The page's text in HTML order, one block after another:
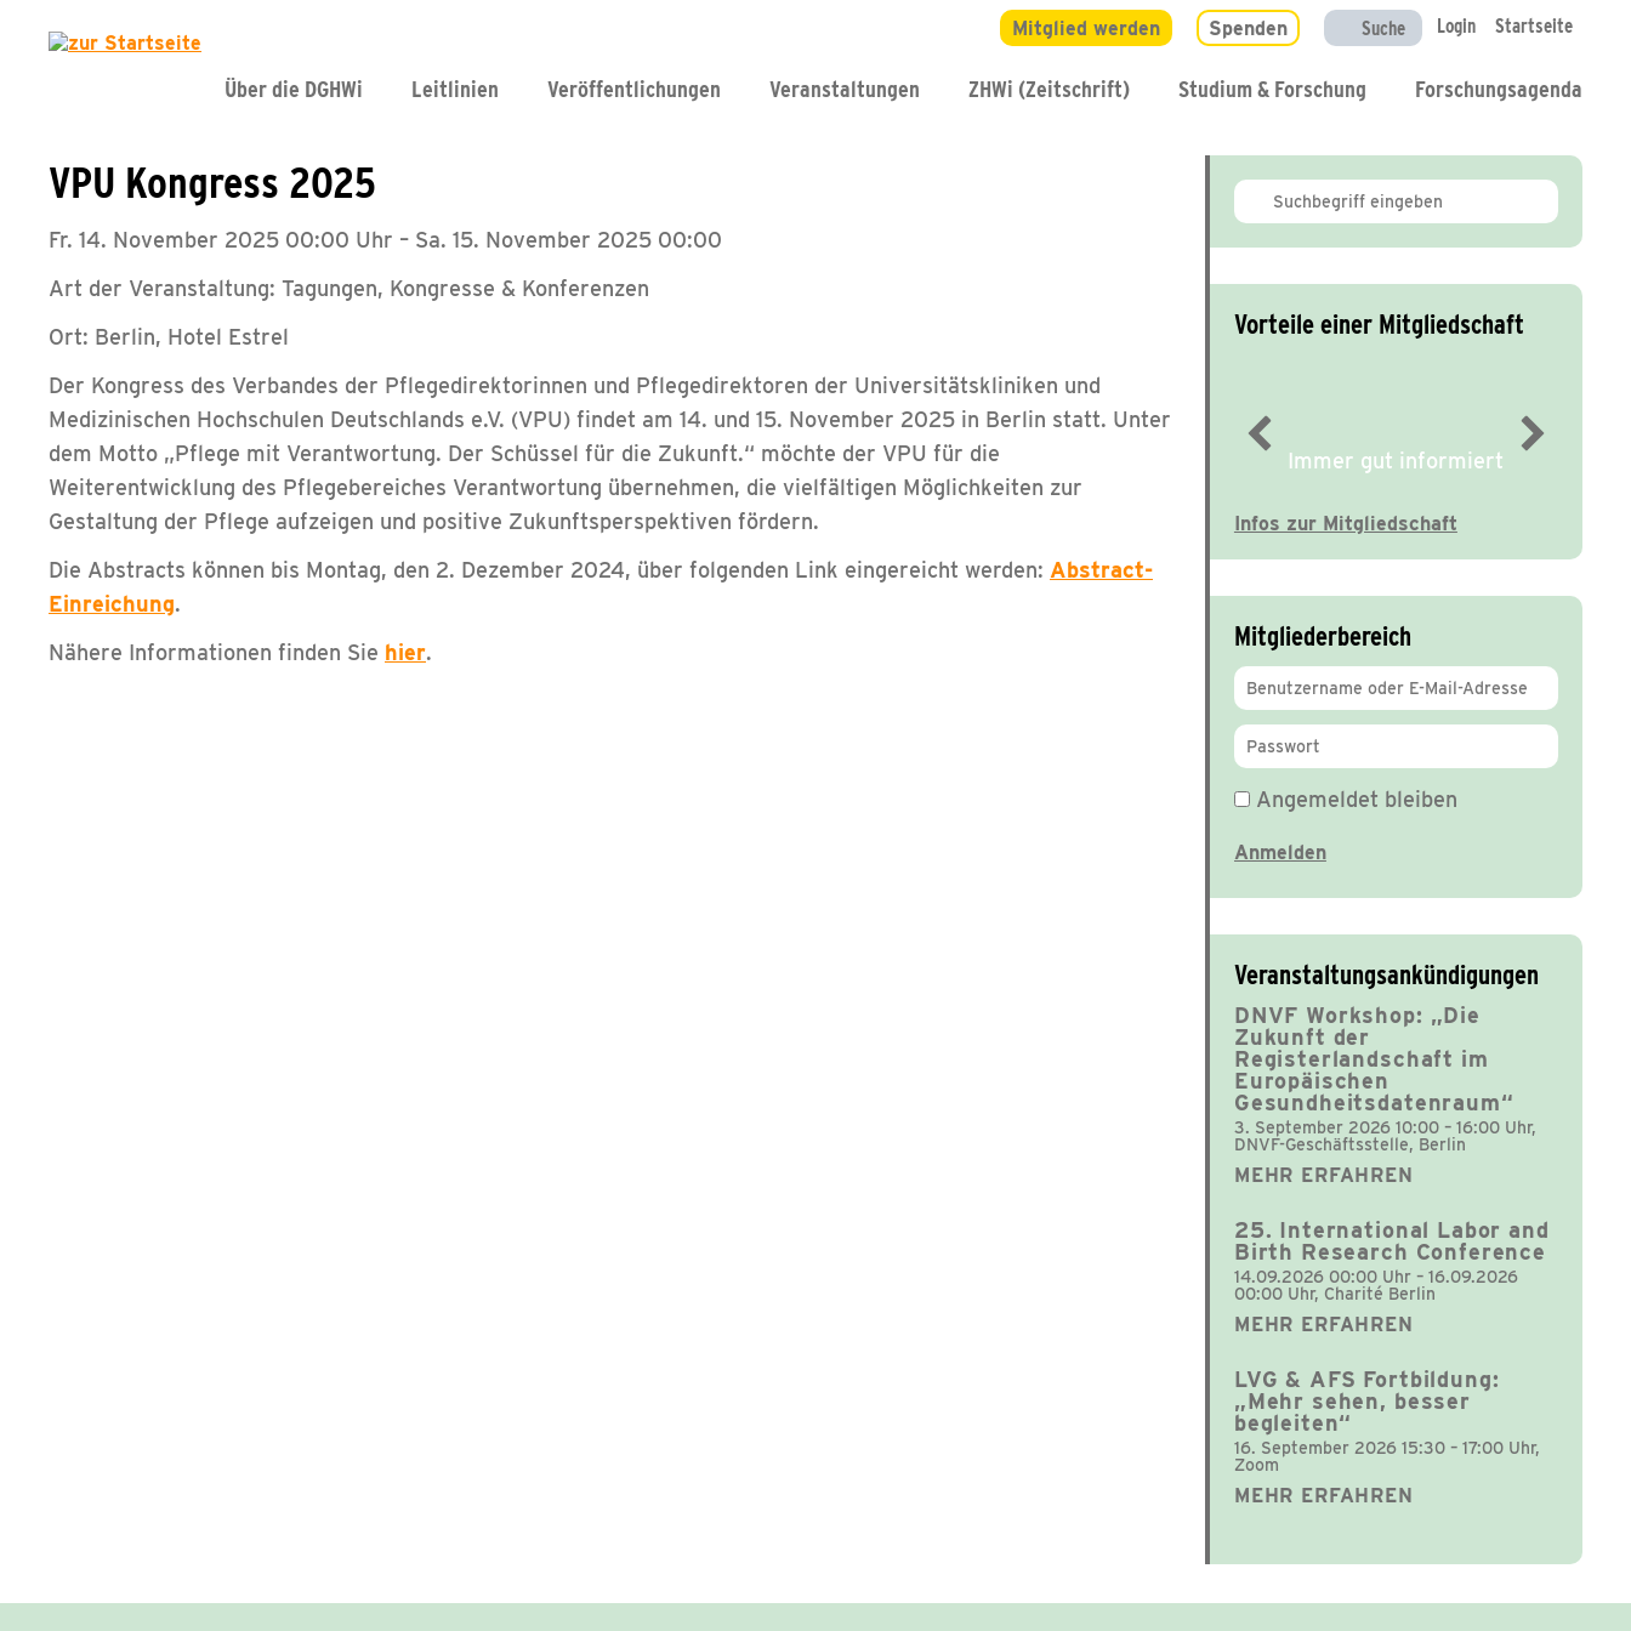
Mitglied werden Spenden Suche Login Startseite
Über die DGHWi Leitlinien Veröffentlichungen Veranstaltungen ZHWi (Zeitschrift) Studium & Forschung Forschungsagenda
VPU Kongress 2025
Fr. 14. November 2025 00:00 Uhr – Sa. 15. November 2025 00:00
Art der Veranstaltung: Tagungen, Kongresse & Konferenzen
Ort: Berlin, Hotel Estrel
Der Kongress des Verbandes der Pflegedirektorinnen und Pflegedirektoren der Universitätskliniken und
Medizinischen Hochschulen Deutschlands e.V. (VPU) findet am 14. und 15. November 2025 in Berlin statt. Unter
dem Motto „Pflege mit Verantwortung. Der Schüssel für die Zukunft.“ möchte der VPU für die
Weiterentwicklung des Pflegebereiches Verantwortung übernehmen, die vielfältigen Möglichkeiten zur
Gestaltung der Pflege aufzeigen und positive Zukunftsperspektiven fördern.
Die Abstracts können bis Montag, den 2. Dezember 2024, über folgenden Link eingereicht werden: Abstract-
Einreichung.
Nähere Informationen finden Sie hier.
Vorteile einer Mitgliedschaft
Immer gut informiert
Infos zur Mitgliedschaft
Mitgliederbereich
Angemeldet bleiben
Veranstaltungsankündigungen
DNVF Workshop: „Die
Zukunft der
Registerlandschaft im
Europäischen
Gesundheitsdatenraum“
3. September 2026 10:00 – 16:00 Uhr,
DNVF-Geschäftsstelle, Berlin
MEHR ERFAHREN
25. International Labor and
Birth Research Conference
14.09.2026 00:00 Uhr – 16.09.2026
00:00 Uhr, Charité Berlin
MEHR ERFAHREN
LVG & AFS Fortbildung:
„Mehr sehen, besser
begleiten“
16. September 2026 15:30 – 17:00 Uhr,
Zoom
MEHR ERFAHREN